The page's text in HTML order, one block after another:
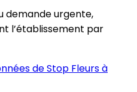
demande urgente,
l’établissement par
de Stop Fleurs à